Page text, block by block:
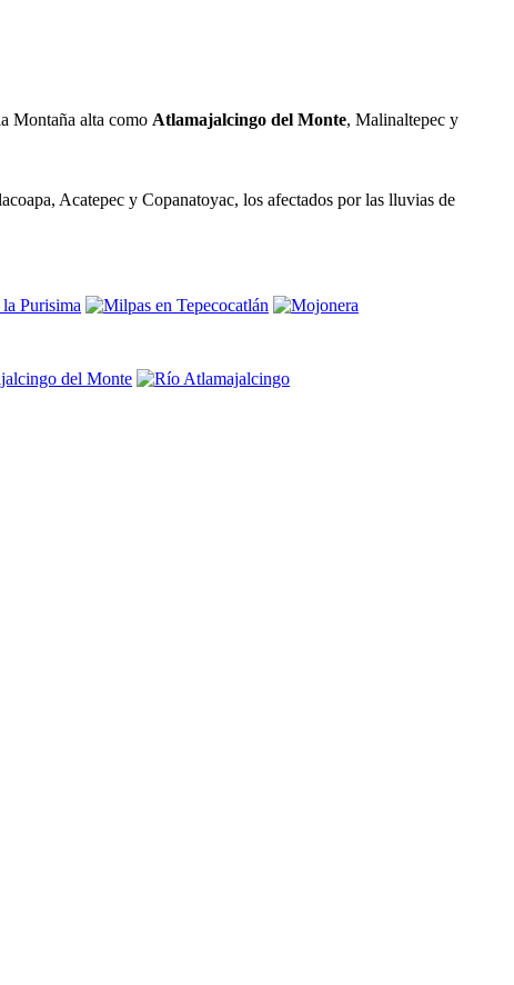
Montaña alta como Atlamajalcingo del Monte, Malinaltepec y
Acatepec y Copanatoyac, los afectados por las lluvias de